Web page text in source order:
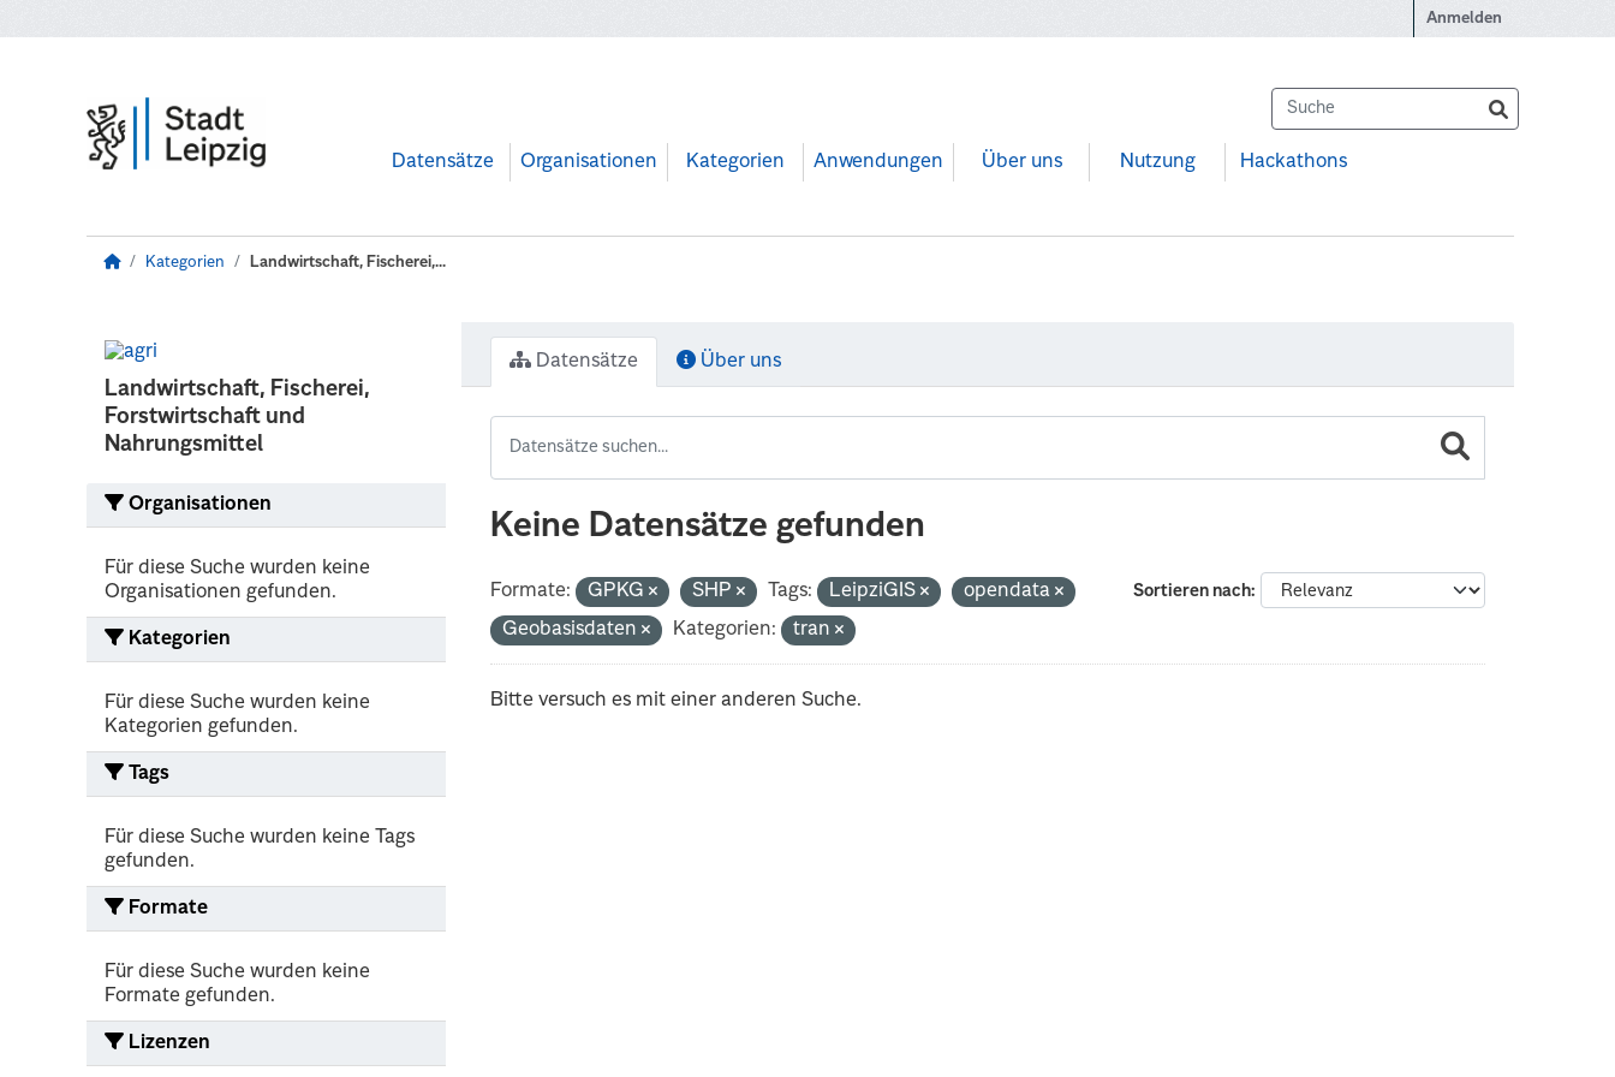
Anmelden
Datensätze Organisationen Kategorien Anwendungen Über uns Nutzung Hackathons
Kategorien Landwirtschaft, Fischerei,...
Landwirtschaft, Fischerei,
Forstwirtschaft und
Nahrungsmittel
Organisationen
Für diese Suche wurden keine
Organisationen gefunden.
Kategorien
Für diese Suche wurden keine
Kategorien gefunden.
Tags
Für diese Suche wurden keine Tags
gefunden.
Formate
Für diese Suche wurden keine
Formate gefunden.
Lizenzen
Datensätze Über uns
Keine Datensätze gefunden
Sortieren nach
Formate: GPKG SHP Tags: LeipziGIS
opendata
Geobasisdaten
Kategorien: tran
Bitte versuch es mit einer anderen Suche.